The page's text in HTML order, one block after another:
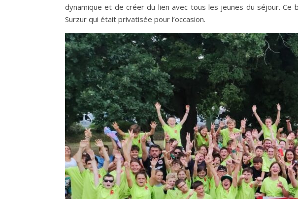
dynamique et de créer du lien avec tous les jeunes du séjour.
Surzur qui était privatisée pour l’occasion.